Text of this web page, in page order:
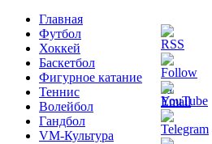
Главная
Футбол
Хоккей
Баскетбол
Фигурное катание
Теннис
Волейбол
Гандбол
VM-Культура